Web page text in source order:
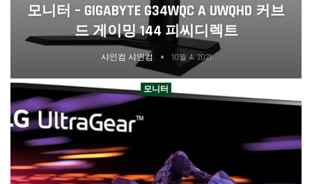
모니터 – GIGABYTE G34WQC A UWQHD 커브
드 게이밍 144 피씨디렉트
샤인컴 샤인컴 10월 4, 2021
모니터